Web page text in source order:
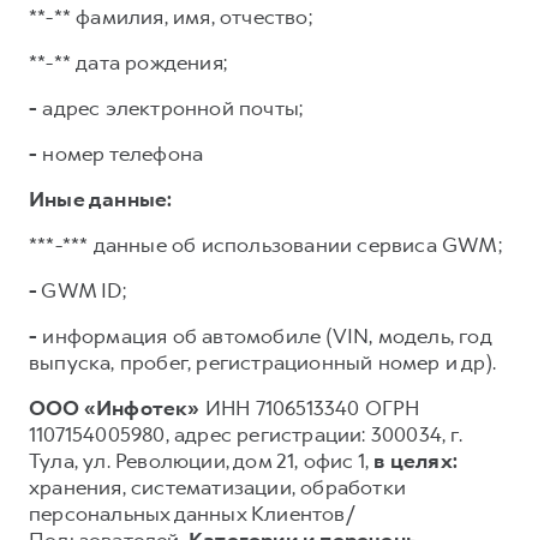
**-** фамилия, имя, отчество;
**-** дата рождения;
- адрес электронной почты;
- номер телефона
Иные данные:
***-*** данные об использовании сервиса GWM;
- GWM ID;
- информация об автомобиле (VIN, модель, год
выпуска, пробег, регистрационный номер и др).
ООО «Инфотек» ИНН 7106513340 ОГРН
1107154005980, адрес регистрации: 300034, г.
Тула, ул. Революции, дом 21, офис 1, в целях:
хранения, систематизации, обработки
персональных данных Клиентов/